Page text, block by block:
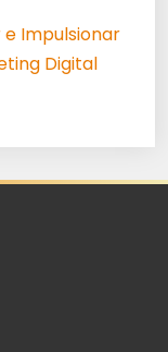
Impulsionar
Digital